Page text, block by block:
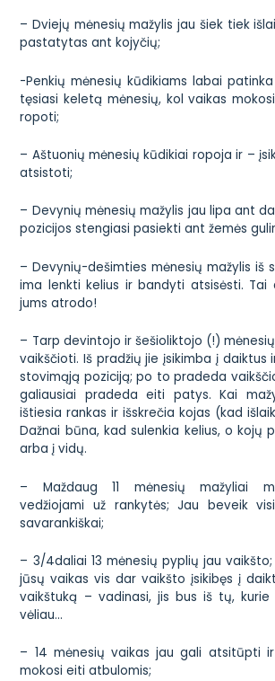
– Dviejų mėnesių mažylis jau šiek tiek
pastatytas ant kojyčių;
-Penkių mėnesių kūdikiams labai
tęsiasi keletą mėnesių, kol vaikas
ropoti;
– Aštuonių mėnesių kūdikiai ropoja ir –
atsistoti;
– Devynių mėnesių mažylis jau lipa ant
pozicijos stengiasi pasiekti ant žemės
– Devynių-dešimties mėnesių mažylis iš
ima lenkti kelius ir bandyti atsisėsti. Tai
jums atrodo!
– Tarp devintojo ir šešioliktojo (!)
vaikščioti. Iš pradžių jie įsikimba į daiktus
stovimąją poziciją; po to pradeda
galiausiai pradeda eiti patys. Kai
ištiesia rankas ir išskrečia kojas (kad
Dažnai būna, kad sulenkia kelius, o kojų
arba į vidų.
– Maždaug 11 mėnesių mažyliai
vedžiojami už rankytės; Jau beveik
savarankiškai;
– 3/4daliai 13 mėnesių pyplių jau vaikšto;
jūsų vaikas vis dar vaikšto įsikibęs į
vaikštuką – vadinasi, jis bus iš tų, kurie
vėliau…
– 14 mėnesių vaikas jau gali atsitūpti
mokosi eiti atbulomis;